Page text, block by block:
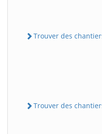
Trouver des
Trouver des